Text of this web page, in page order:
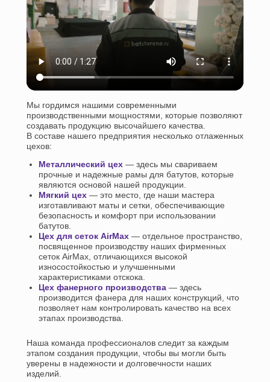
Мы гордимся нашими современными
производственными мощностями, которые позволяют
создавать продукцию высочайшего качества.
В составе нашего предприятия несколько отлаженных
цехов:
Металлический цех — здесь мы свариваем
прочные и надежные рамы для батутов, которые
являются основой нашей продукции.
Мягкий цех — это место, где наши мастера
изготавливают маты и сетки, обеспечивающие
безопасность и комфорт при использовании
батутов.
Цех для сеток AirMax — отдельное пространство,
посвященное производству наших фирменных
сеток AirMax, отличающихся высокой
износостойкостью и улучшенными
характеристиками отскока.
Цех фанерного производства — здесь
производится фанера для наших конструкций, что
позволяет нам контролировать качество на всех
этапах производства.
Наша команда профессионалов следит за каждым
этапом создания продукции, чтобы вы могли быть
уверены в надежности и долговечности наших
изделий.